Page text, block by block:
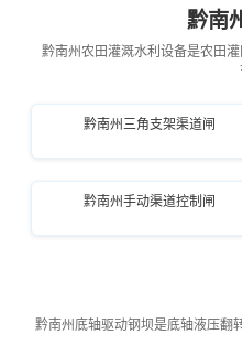
黔南
黔南州农田灌溉水利设备是农田
黔南州三角支架渠道闸
黔南州手动渠道控制闸
黔南州底轴驱动钢坝是底轴液压翻